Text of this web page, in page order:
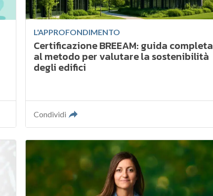
L'APPROFONDIMENTO
Certificazione BREEAM: guida completa
al metodo per valutare la sostenibilità
degli edifici
Condividi